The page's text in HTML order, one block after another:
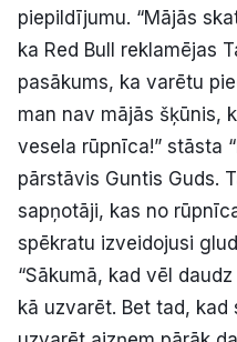
piepildījumu. “Mājās
ka Red Bull reklamējas
pasākums, ka varētu
man nav mājās šķūnis,
vesela rūpnīca!” stāsta
pārstāvis Guntis Guds.
sapņotāji, kas no
spēkratu izveidojusi
“Sākumā, kad vēl
kā uzvarēt. Bet tad,